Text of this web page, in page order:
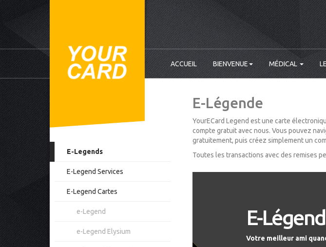
ACCUEIL BIENVENUE MÉDICAL
E-Legends
E-Legend Services
E-Legend Cartes
e-Legend
e-Legend Elysium
E-Légende
YourECard Legend est une carte
compte gratuit avec nous. Vous pouvez
gratuitement, puis créez simplement un
Toutes les transactions avec des remises
E-
Votre meilleur ami